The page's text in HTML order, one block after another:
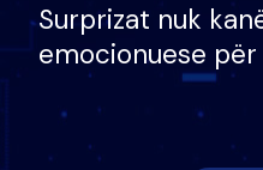
Surprizat nuk
emocionuese
nëna dhe fëmijët
nuk i mban dot